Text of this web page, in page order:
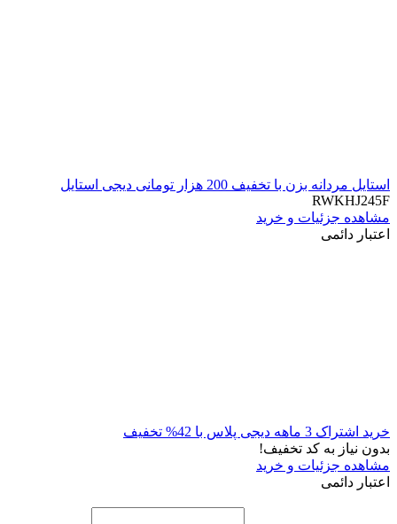
استایل مردانه بزن با تخفیف 200 هزار تومانی دیجی استایل
RWKHJ245F
مشاهده جزئیات و خرید
اعتبار دائمی
خرید اشتراک 3 ماهه دیجی پلاس با 42% تخفیف
بدون نیاز به کد تخفیف!
مشاهده جزئیات و خرید
اعتبار دائمی